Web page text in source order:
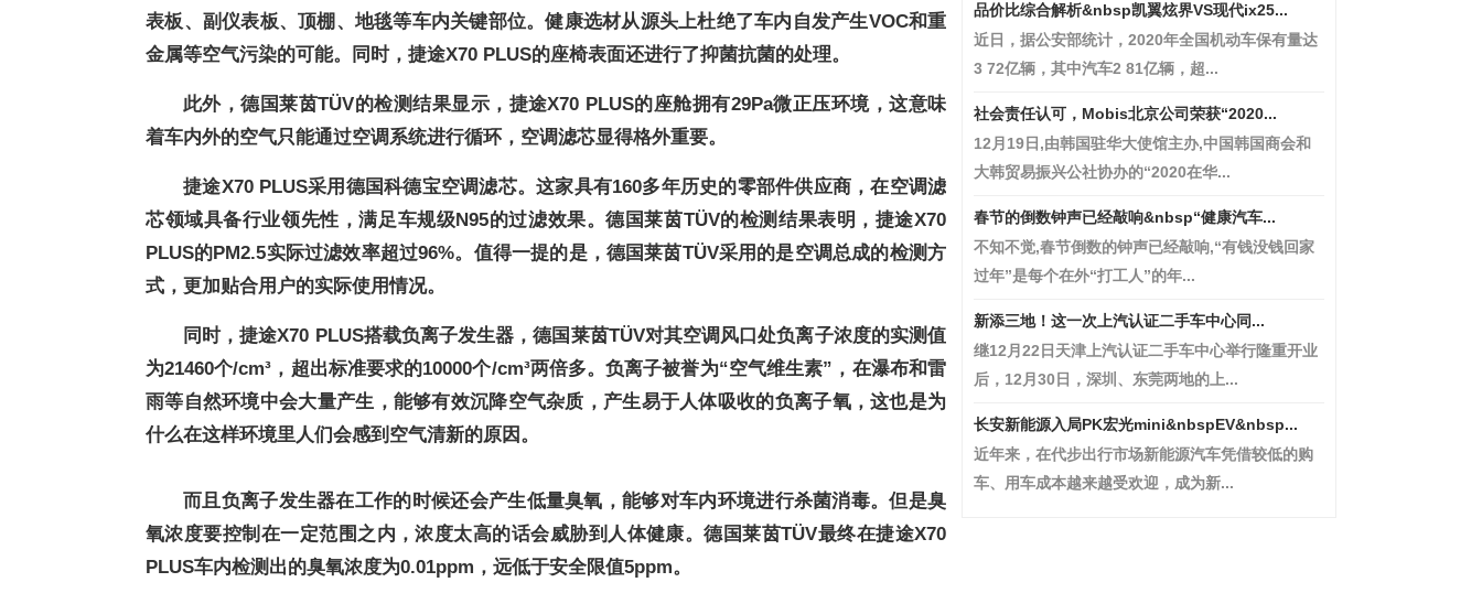
表板、副仪表板、顶棚、地毯等车内关键部位。健康选材从源头上杜绝了车内自发产生VOC和重
金属等空气污染的可能。同时，捷途X70 PLUS的座椅表面还进行了抑菌抗菌的处理。
此外，德国莱茵TÜV的检测结果显示，捷途X70 PLUS的座舱拥有29Pa微正压环境，这意味
着车内外的空气只能通过空调系统进行循环，空调滤芯显得格外重要。
捷途X70 PLUS采用德国科德宝空调滤芯。这家具有160多年历史的零部件供应商，在空调滤
芯领域具备行业领先性，满足车规级N95的过滤效果。德国莱茵TÜV的检测结果表明， 捷途X70
PLUS的PM2.5实际过滤效率超过96%。值得一提的是，德国莱茵TÜV采用的是空调总成的检测方
式，更加贴合用户的实际使用情况。
同时，捷途X70 PLUS搭载负离子发生器，德国莱茵TÜV对其空调风口处负离子浓度的实测值
为21460个/cm³，超出标准要求的10000个/cm³两倍多。负离子被誉为“空气维生素”，在瀑布和雷
雨等自然环境中会大量产生，能够有效沉降空气杂质，产生易于人体吸收的负离子氧，这也是为
什么在这样环境里人们会感到空气清新的原因。
而且负离子发生器在工作的时候还会产生低量臭氧，能够对车内环境进行杀菌消毒。但是臭
氧浓度要控制在一定范围之内，浓度太高的话会威胁到人体健康。德国莱茵TÜV最终在捷途X70
PLUS车内检测出的臭氧浓度为0.01ppm，远低于安全限值5ppm。
品价比综合解析&nbsp凯翼炫界VS现代ix25...
近日，据公安部统计，2020年全国机动车保有量达
3 72亿辆，其中汽车2 81亿辆，超...
社会责任认可，Mobis北京公司荣获“2020...
12月19日,由韩国驻华大使馆主办,中国韩国商会和
大韩贸易振兴公社协办的“2020在华...
春节的倒数钟声已经敲响&nbsp“健康汽车...
不知不觉,春节倒数的钟声已经敲响,“有钱没钱回家
过年”是每个在外“打工人”的年...
新添三地！这一次上汽认证二手车中心同...
继12月22日天津上汽认证二手车中心举行隆重开业
后，12月30日，深圳、东莞两地的上...
长安新能源入局PK宏光mini&nbspEV&nbsp...
近年来，在代步出行市场新能源汽车凭借较低的购
车、用车成本越来越受欢迎，成为新...